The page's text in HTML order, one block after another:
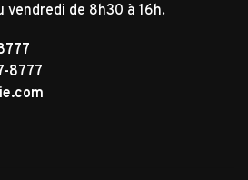
vendredi de 8h30 à 16h.
8777